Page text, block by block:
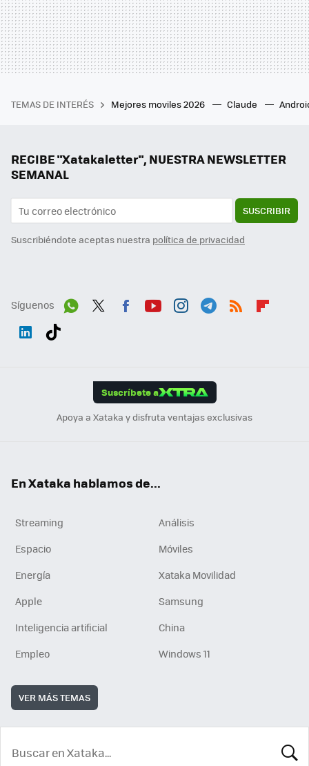
TEMAS DE INTERÉS Mejores moviles 2026 Claude
RECIBE "Xatakaletter", NUESTRA NEWSLETTER
SEMANAL
SUSCRIBIR
Suscribiéndote aceptas nuestra política de privacidad
Síguenos
Suscríbete a
Apoya a Xataka y disfruta ventajas exclusivas
En Xataka hablamos de...
Streaming
Análisis
Espacio
Móviles
Energía
Xataka Movilidad
Apple
Samsung
Inteligencia artificial
China
Empleo
Windows 11
VER MÁS TEMAS